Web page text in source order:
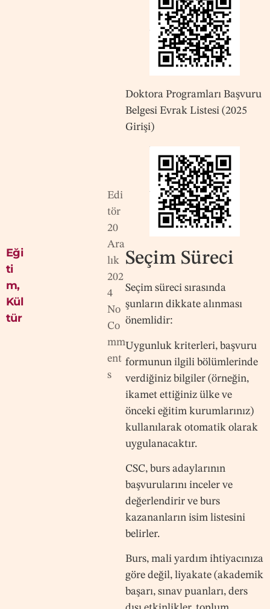
Eği
ti
m,
Kül
tür
Edi
tör
20
Ara
lık
202
4
No
Co
mm
ent
s
Doktora Programları Başvuru
Belgesi Evrak Listesi (2025
Girişi)
Seçim Süreci
Seçim süreci sırasında
şunların dikkate alınması
önemlidir:
Uygunluk kriterleri, başvuru
formunun ilgili bölümlerinde
verdiğiniz bilgiler (örneğin,
ikamet ettiğiniz ülke ve
önceki eğitim kurumlarınız)
kullanılarak otomatik olarak
uygulanacaktır.
CSC, burs adaylarının
başvurularını inceler ve
değerlendirir ve burs
kazananların isim listesini
belirler.
Burs, mali yardım ihtiyacınıza
göre değil, liyakate (akademik
başarı, sınav puanları, ders